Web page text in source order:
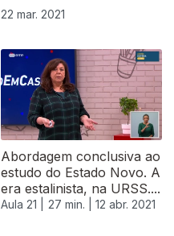
22 mar. 2021
Abordagem conclusiva ao
estudo do Estado Novo. A
era estalinista, na URSS....
Aula 21 | 27 min. | 12 abr. 2021